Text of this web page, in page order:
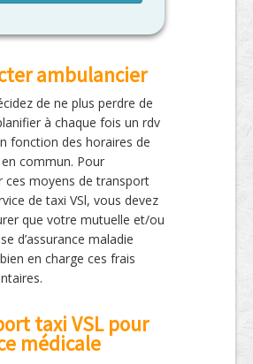
ambulancier
de ne plus perdre de
à chaque fois un rdv
fonction des horaires de
commun. Pour
ces moyens de transport
de taxi VSl, vous devez
que votre mutuelle et/ou
d’assurance maladie
en charge ces frais
taxi VSL pour
médicale